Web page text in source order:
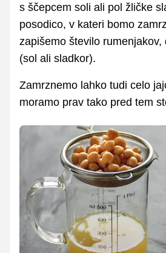
s ščepcem soli ali pol žličke
posodico, v kateri bomo
zapišemo število rumenjakov,
(sol ali sladkor).
Zamrznemo lahko tudi celo
moramo prav tako pred tem